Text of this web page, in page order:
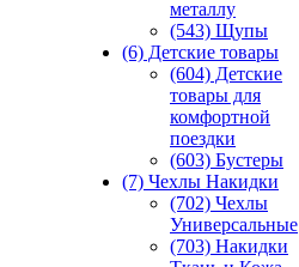
металлу
(543) Щупы
(6) Детские товары
(604) Детские
товары для
комфортной
поездки
(603) Бустеры
(7) Чехлы Накидки
(702) Чехлы
Универсальные
(703) Накидки